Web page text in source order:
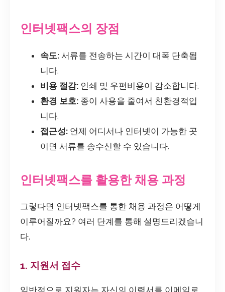
인터넷팩스의 장점
속도: 서류를 전송하는 시간이 대폭 단축됩
니다.
비용 절감: 인쇄 및 우편비용이 감소합니다.
환경 보호: 종이 사용을 줄여서 친환경적입
니다.
접근성: 언제 어디서나 인터넷이 가능한 곳
이면 서류를 송수신할 수 있습니다.
인터넷팩스를 활용한 채용 과정
그렇다면 인터넷팩스를 통한 채용 과정은 어떻게
이루어질까요? 여러 단계를 통해 설명드리겠습니
다.
1. 지원서 접수